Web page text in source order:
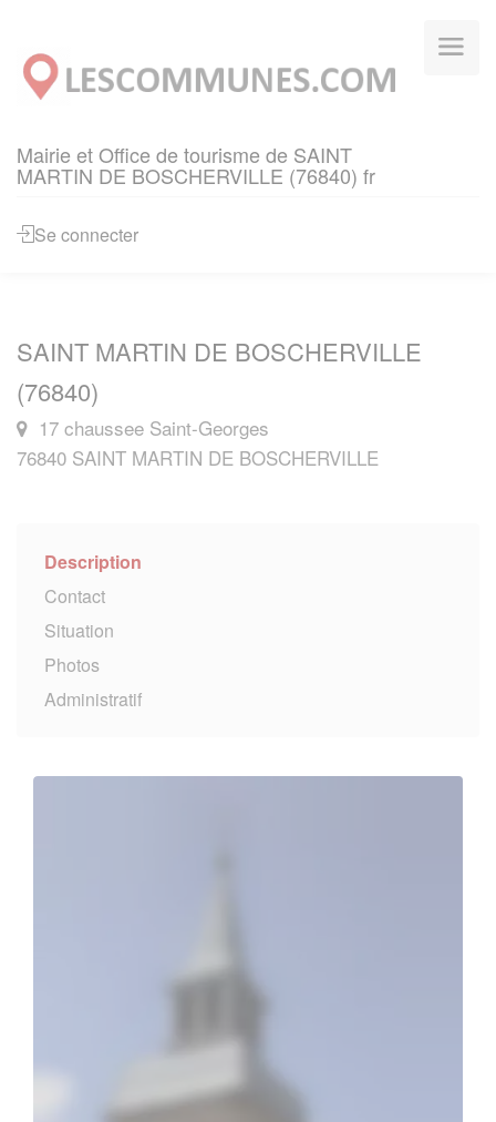
Mairie et Office de tourisme de SAINT
MARTIN DE BOSCHERVILLE (76840) fr
Se connecter
SAINT MARTIN DE BOSCHERVILLE
(76840)
17 chaussee Saint-Georges
76840 SAINT MARTIN DE BOSCHERVILLE
Description
Contact
Situation
Photos
Administratif